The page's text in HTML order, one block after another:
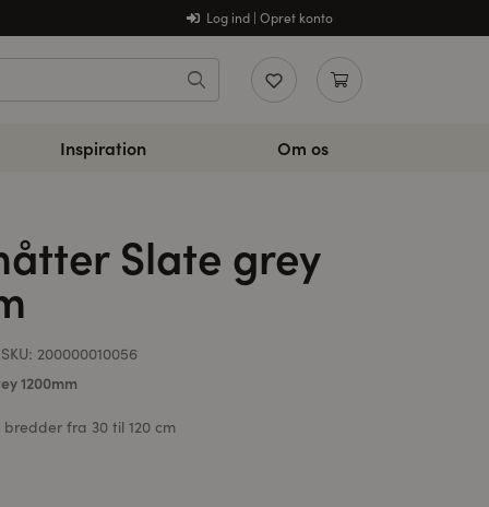
Log ind | Opret konto
Inspiration Om os
Slate grey
SKU: 200000010056
1200mm
fra 30 til 120 cm